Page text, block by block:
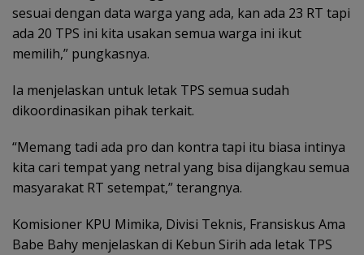
sesuai dengan data warga yang ada, kan ada 23 RT tapi
ada 20 TPS ini kita usakan semua warga ini ikut
memilih,” pungkasnya.
Ia menjelaskan untuk letak TPS semua sudah
dikoordinasikan pihak terkait.
“Memang tadi ada pro dan kontra tapi itu biasa intinya
kita cari tempat yang netral yang bisa dijangkau semua
masyarakat RT setempat,” terangnya.
Komisioner KPU Mimika, Divisi Teknis, Fransiskus Ama
Babe Bahy menjelaskan di Kebun Sirih ada letak TPS